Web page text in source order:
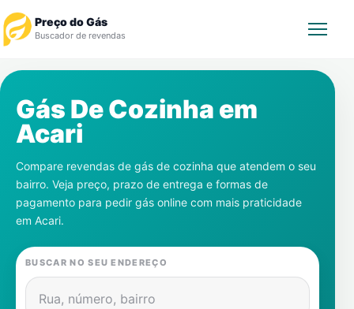
Preço do Gás
Buscador de revendas
Revendedor
Notícias
Cadastre-se
Gás
Contatos
Gás De Cozinha em
Acari
Compare revendas de gás de cozinha que atendem o seu
bairro. Veja preço, prazo de entrega e formas de
pagamento para pedir gás online com mais praticidade
em Acari.
BUSCAR NO SEU ENDEREÇO
Rua, número, bairro